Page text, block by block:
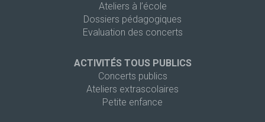
Ateliers à l’école
Dossiers pédagogiques
Evaluation des concerts
ACTIVITÉS TOUS PUBLICS
Concerts publics
Ateliers extrascolaires
Petite enfance